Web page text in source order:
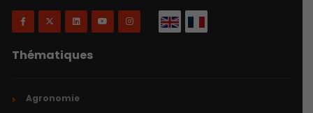
Thématiques
Agronomie